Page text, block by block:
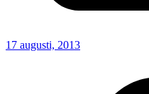
17 augusti, 2013